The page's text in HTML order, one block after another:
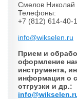
Смелов Николай
Телефоны:
+7 (812) 614-40-
info@wikselen.ru
Прием и
оформление
инструмента,
информация о
отгрузки и др.: